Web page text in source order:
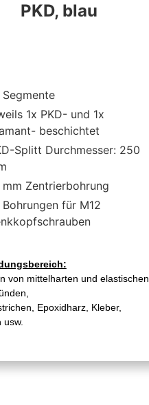
PKD, blau
Segmente
1x PKD- und 1x
beschichtet
Splitt Durchmesser: 250
mm Zentrierbohrung
Bohrungen für M12
von mittelharten und elastischen
Epoxidharz, Kleber,
usw.